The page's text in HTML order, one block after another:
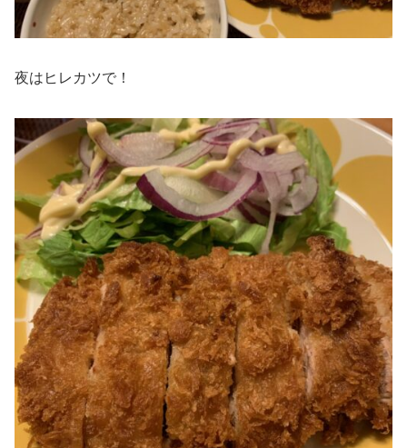
夜はヒレカツで！